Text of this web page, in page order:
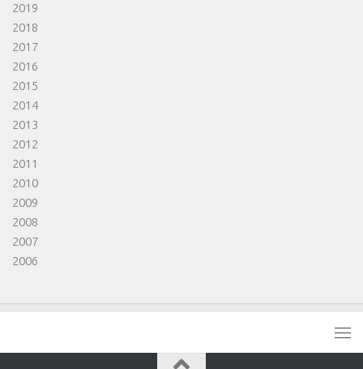
2019
2018
2017
2016
2015
2014
2013
2012
2011
2010
2009
2008
2007
2006